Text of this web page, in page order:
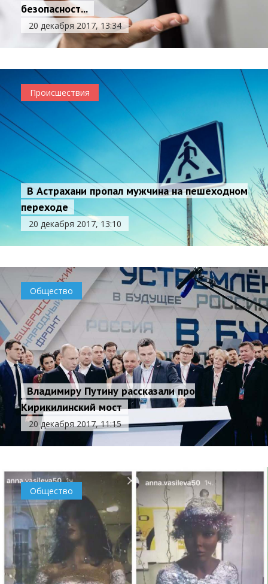
безопасност...
20 декабря 2017, 13:34
Происшествия
В Астрахани пропал мужчина на пешеходном
переходе
20 декабря 2017, 13:10
Общество
Владимиру Путину рассказали про
Кирикилинский мост
20 декабря 2017, 11:15
Общество